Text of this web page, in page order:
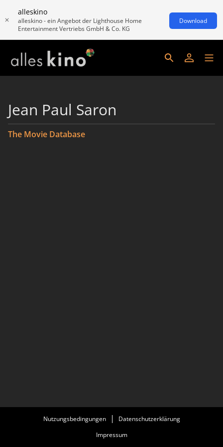
alleskino
alleskino - ein Angebot der Lighthouse Home
Entertainment Vertriebs GmbH & Co. KG
Download
Jean Paul Saron
The Movie Database
Nutzungsbedingungen
Datenschutzerklärung
Impressum